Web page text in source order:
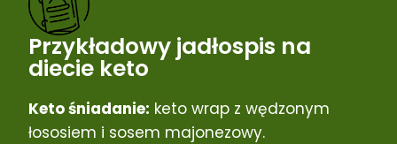
Przykładowy jadłospis na
diecie keto
Keto śniadanie: keto wrap z wędzonym
łososiem i sosem majonezowy.